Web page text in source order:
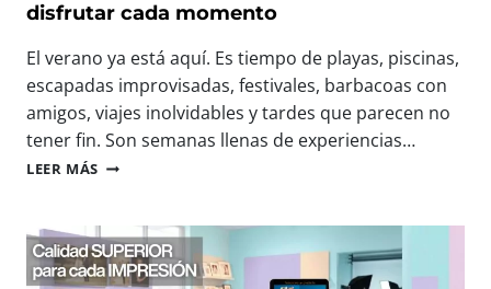
disfrutar cada momento
El verano ya está aquí. Es tiempo de playas, piscinas,
escapadas improvisadas, festivales, barbacoas con
amigos, viajes inolvidables y tardes que parecen no
tener fin. Son semanas llenas de experiencias…
LEER MÁS B
N
V
E